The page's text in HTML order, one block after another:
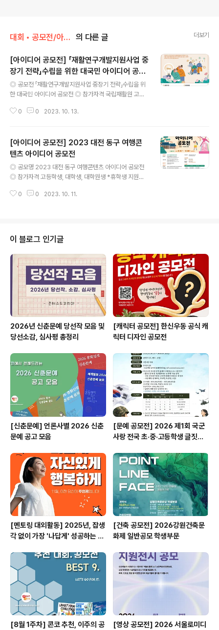
대회 • 공모전/아이디어 • 제안 의 다른 글 더보기
[아이디어 공모전] 「재활연구개발지원사업 중
장기 전략」수립을 위한 대국민 아이디어 공모
전
◎ 공모전 「재활연구개발지원사업 중장기 전략」수립을 위
한 대국민 아이디어 공모전 ◎ 참가자격 국립재활원 고객
협·단체 소속 산·학·연·관 연구자 등 재활연구개발(R&D)에
과정을 직·간접적으로 경험한 국민 대상 포괄적 애로사항
파악 및 기술적 해결 아이디어 발굴 - (인식조사) 디지털 전
환(DX) 등 미래 첨단기술을 활용한 재활의료기술에 대한
인식과 기대수준 및 개선의견 조사 ◎ 참여방법 온라인 플
랫폼 작성(하단 QR 접속) 또는 첨부파일의 양식을 작성하
여 이메일 접수(survey@kspp.re.kr) ◎ 시상 내역 [최
0 0 2023. 10. 13.
[아이디어 공모전] 2023 대전 동구 여행콘
텐츠 아이디어 공모전
◎ 공모명 2023 대전 동구 여행콘텐츠 아이디어 공모전
◎ 참가자격 고등학생, 대학생, 대학원생 *휴학생 지원가
표 최종결선 팀 발표: 2023. 12. 15.(금) 2차발표 및 최종
횟수 제한 없으나 중복 수상 불가 ◎ 접수방법 유튜브 본인
계정 업로드 및 이메일 제출(파일 및 URL) - 이메일 및 영
상파일명 : [2023 제2회 대전 동구 여행콘텐츠 아이디어
공모전_작품명_팀명] - 응모작 유튜브 업로드 : [2023 제
2회 대전 동..
0 0 2023. 10. 11.
이 블로그 인기글
2026년 신춘문예 당선작 모음 및
당선소감, 심사평 총정리
[캐릭터 공모전] 한신우동 공식 캐
릭터 디자인 공모전
[신춘문예] 언론사별 2026 신춘
문예 공고 모음
[문예 공모전] 2026 제1회 국군
사랑 전국 초·중·고등학생 글짓기
[멘토링 대외활동] 2025년, 잡생
각 없이 가장 '나답게' 성공하는 법
[건축 공모전] 2026강원건축문
화제 일반공모 학생부문
[8월 1주차] 콘코 추천, 이주의 공 [영상 공모전] 2026 서울로미디